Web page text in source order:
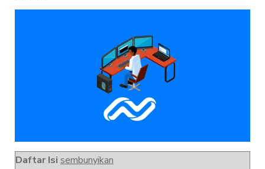
Daftar Isi sembunyikan